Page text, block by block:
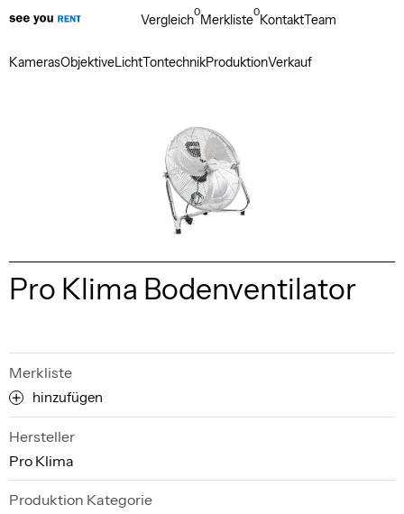
KamerasObjektiveLichtTontechnikProduktionVerkauf
Vergleich0Merkliste0KontaktTeam
Pro Klima Bodenventilator
Merkliste
hinzufügen
Hersteller
Pro Klima
Produktion Kategorie